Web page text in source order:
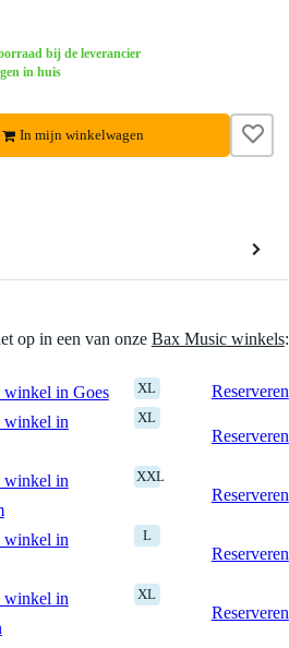
bij de leverancier
in huis
In mijn winkelwagen
op in een van onze Bax Music winkels:
in Goes XL
Reserveren
winkel in
XL
Reserveren
winkel in
XXL
Reserveren
winkel in
L
Reserveren
winkel in
XL
Reserveren